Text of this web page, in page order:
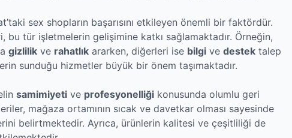
sex shopların başarısını etkileyen önemli bir faktördür.
bu tür işletmelerin gelişimine katkı sağlamaktadır. Örneğin,
gizlilik ve rahatlık ararken, diğerleri ise bilgi ve destek talep
sunduğu hizmetler büyük bir önem taşımaktadır.
samimiyeti ve profesyonelliği konusunda olumlu geri
mağaza ortamının sıcak ve davetkar olması sayesinde
belirtmektedir. Ayrıca, ürünlerin kalitesi ve çeşitliliği de